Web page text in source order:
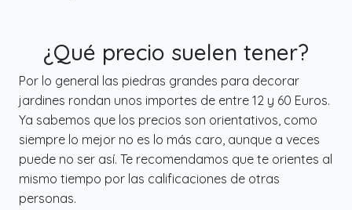
¿Qué precio suelen tener?
Por lo general las piedras grandes para decorar
jardines rondan unos importes de entre 12 y 60 Euros.
Ya sabemos que los precios son orientativos, como
siempre lo mejor no es lo más caro, aunque a veces
puede no ser así. Te recomendamos que te orientes al
mismo tiempo por las calificaciones de otras
personas.